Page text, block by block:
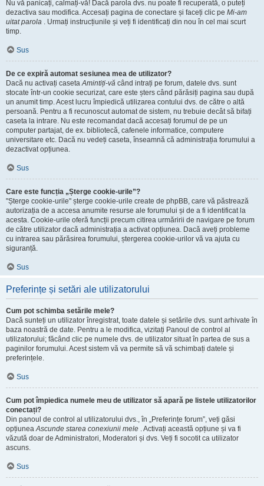
Nu vă panicați, calmați-vă! Dacă parola dvs. nu poate fi recuperată, o puteți
dezactiva sau modifica. Accesați pagina de conectare și faceți clic pe Mi-am
uitat parola . Urmați instrucțiunile și veți fi identificați din nou în cel mai scurt
timp.
Sus
De ce expiră automat sesiunea mea de utilizator?
Dacă nu activați casetaAmintiți-vă când intrați pe forum, datele dvs. sunt
stocate într-un cookie securizat, care este șters când părăsiți pagina sau după
un anumit timp. Acest lucru împiedică utilizarea contului dvs. de către o altă
persoană. Pentru a fi recunoscut automat de sistem, nu trebuie decât să bifați
caseta la intrare. Nu este recomandat dacă accesați forumul de pe un
computer partajat, de ex. bibliotecă, cafenele informatice, computere
universitare etc. Dacă nu vedeți caseta, înseamnă că administrația forumului a
dezactivat opțiunea.
Sus
Care este funcția „Șterge cookie-urile”?
"Șterge cookie-urile" șterge cookie-urile create de phpBB, care vă păstrează
autorizația de a accesa anumite resurse ale forumului și de a fi identificat la
acesta. Cookie-urile oferă funcții precum citirea urmăririi de navigare pe forum
de către utilizator dacă administrația a activat opțiunea. Dacă aveți probleme
cu intrarea sau părăsirea forumului, ștergerea cookie-urilor vă va ajuta cu
siguranță.
Sus
Preferințe și setări ale utilizatorului
Cum pot schimba setările mele?
Dacă sunteți un utilizator înregistrat, toate datele și setările dvs. sunt arhivate în
baza noastră de date. Pentru a le modifica, vizitați Panoul de control al
utilizatorului; făcând clic pe numele dvs. de utilizator situat în partea de sus a
paginilor forumului. Acest sistem vă va permite să vă schimbați datele și
preferințele.
Sus
Cum pot împiedica numele meu de utilizator să apară pe listele utilizatorilor
conectați?
Din panoul de control al utilizatorului dvs., în „Preferințe forum”, veți găsi
opțiuneaAscunde starea conexiunii mele . Activați această opțiune și va fi
văzută doar de Administratori, Moderatori și dvs. Veți fi socotit ca utilizator
ascuns.
Sus